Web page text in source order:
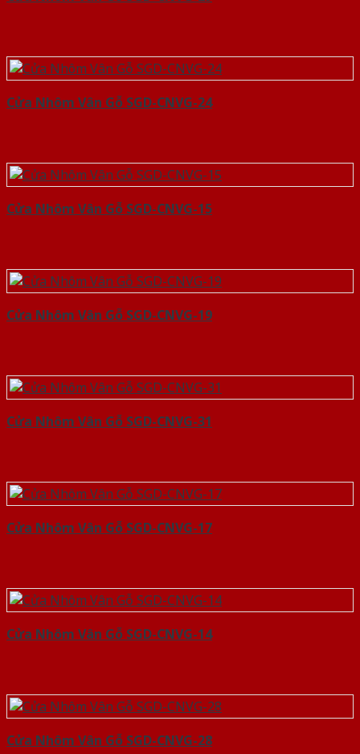
Cửa Nhôm Vân Gỗ SGD-CNVG-24
Cửa Nhôm Vân Gỗ SGD-CNVG-15
Cửa Nhôm Vân Gỗ SGD-CNVG-19
Cửa Nhôm Vân Gỗ SGD-CNVG-31
Cửa Nhôm Vân Gỗ SGD-CNVG-17
Cửa Nhôm Vân Gỗ SGD-CNVG-14
Cửa Nhôm Vân Gỗ SGD-CNVG-28